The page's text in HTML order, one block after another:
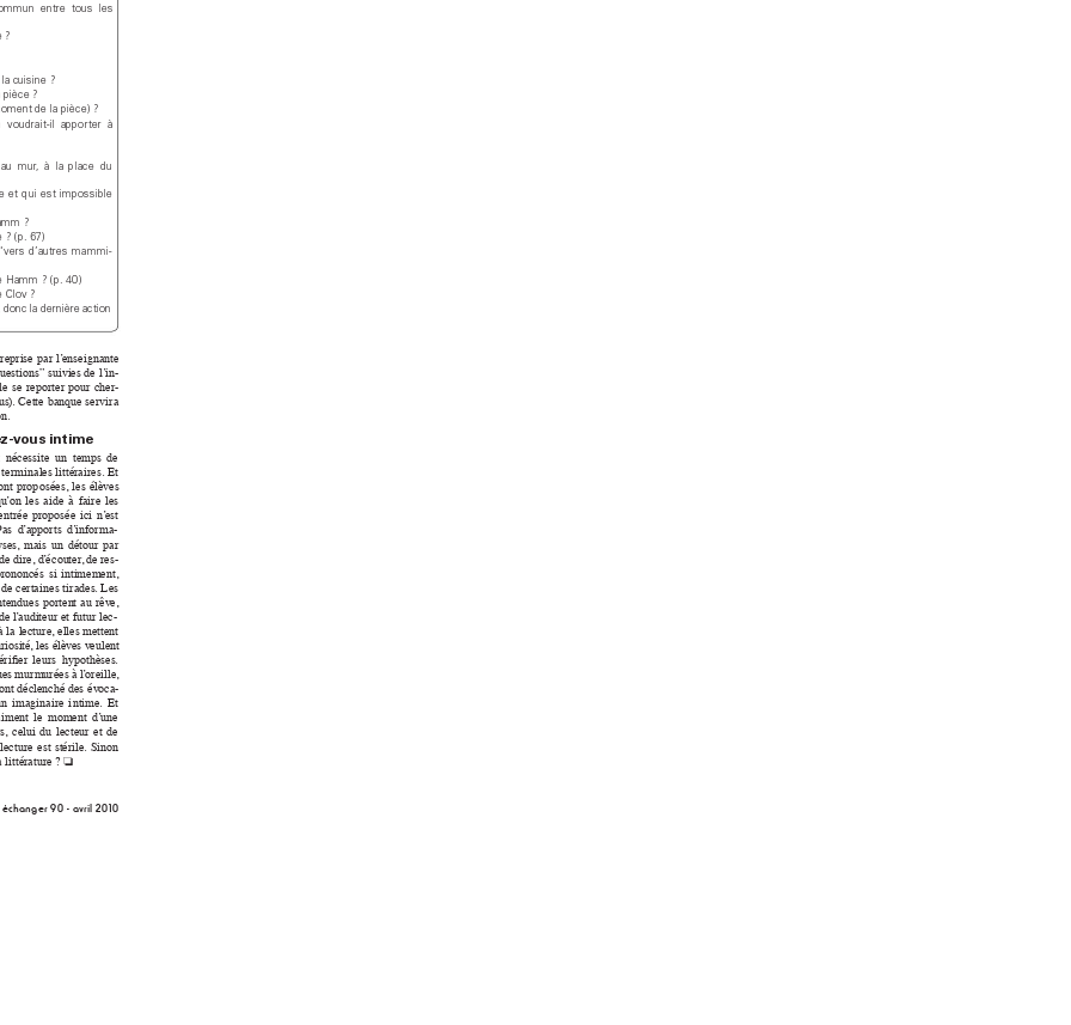
échanger 90 - avril 20 0
reprise par l’enseignante
ns” suivies de l’in-
se reporter pour cher-
) . Cette banque servira
.
vous intime
nécessite  un  temps de
erminales littéraires. Et
proposées, les élèves
’on les aide à faire les
ée proposée ici n’est
d’apports d’informa-
, mais un détour par
de dire, d’écouter, de res-
si intimement,
certaines tirades. Les
portent au rêve
l’auditeur et futur lec-
la lecture, elles mettent
, les élèves veulent
ier leurs  hypothèses.
murmurées à l’oreille,
déclenché des évoca-
imaginaire intime.
Et
ment le moment d’une
celui du lecteur et de
lecture est stérile. Sinon
littérature ? o
entre tous  les
?
cuisine ?
pièce ?
de la pièce) ?
voudrait-il  apporter à
au mur, à la p lace du
et q ui est impossible
?
? (p. 67)
“vers d’autres mammi-
Hamm ? (p. 40)
Clov ?
donc la dernière action